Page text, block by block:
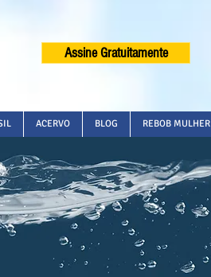
Assine Gratuitamente
ACERVO BLOG REBOB MULHER